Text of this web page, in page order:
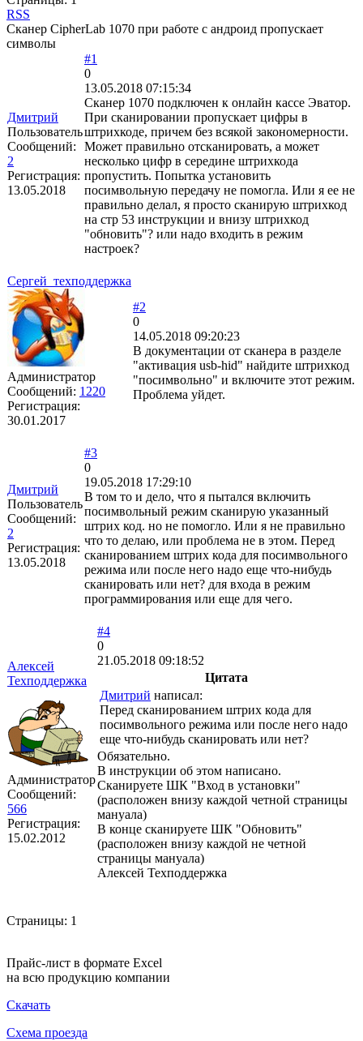
RSS
Сканер CipherLab 1070 при работе с андроид пропускает
символы
Дмитрий
Пользователь
Сообщений:
2
Регистрация:
13.05.2018
#1
0
13.05.2018 07:15:34
Сканер 1070 подключен к онлайн кассе Эватор.
При сканировании пропускает цифры в
штрихкоде, причем без всякой закономерности.
Может правильно отсканировать, а может
несколько цифр в середине штрихкода
пропустить. Попытка установить
посимвольную передачу не помогла. Или я ее не
правильно делал, я просто сканирую штрихкод
на стр 53 инструкции и внизу штрихкод
"обновить"? или надо входить в режим
настроек?
Сергей_техподдержка
Администратор
Сообщений: 1220
Регистрация:
30.01.2017
#2
0
14.05.2018 09:20:23
В документации от сканера в разделе
"активация usb-hid" найдите штрихкод
"посимвольно" и включите этот режим.
Проблема уйдет.
Дмитрий
Пользователь
Сообщений:
2
Регистрация:
13.05.2018
#3
0
19.05.2018 17:29:10
В том то и дело, что я пытался включить
посимвольный режим сканирую указанный
штрих код. но не помогло. Или я не правильно
что то делаю, или проблема не в этом. Перед
сканированием штрих кода для посимвольного
режима или после него надо еще что-нибудь
сканировать или нет? для входа в режим
программирования или еще для чего.
Алексей
Техподдержка
Администратор
Сообщений:
566
Регистрация:
15.02.2012
#4
0
21.05.2018 09:18:52
Цитата
Дмитрий написал:
Перед сканированием штрих кода для
посимвольного режима или после него надо
еще что-нибудь сканировать или нет?
Обязательно.
В инструкции об этом написано.
Сканируете ШК "Вход в установки"
(расположен внизу каждой четной страницы
мануала)
В конце сканируете ШК "Обновить"
(расположен внизу каждой не четной
страницы мануала)
Алексей Техподдержка
Страницы: 1
Прайс-лист в формате Excel
на всю продукцию компании
Скачать
Схема проезда